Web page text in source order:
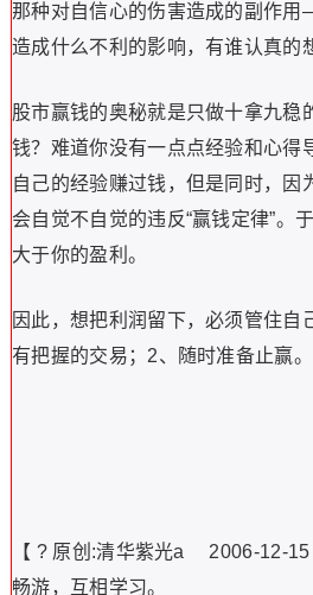
那种对自信心的伤害造成的副作
造成什么不利的影响，有谁认真的
股市赢钱的奥秘就是只做十拿九稳
钱？难道你没有一点点经验和心得
自己的经验赚过钱，但是同时，因
会自觉不自觉的违反“赢钱定律”。
大于你的盈利。
因此，想把利润留下，必须管住自
有把握的交易；2、随时准备止赢。
【 ? 原创:清华紫光a 2006-12-15
畅游，互相学习。